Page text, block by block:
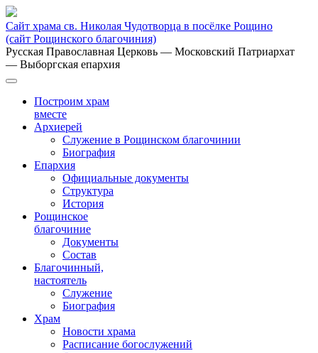
Сайт храма св. Николая Чудотворца в посёлке Рощино
(сайт Рощинского благочиния)
Русская Православная Церковь — Московский Патриархат
— Выборгская епархия
Построим храм
вместе
Архиерей
Служение в Рощинском благочинии
Биография
Епархия
Официальные документы
Структура
История
Рощинское
благочиние
Документы
Состав
Благочинный,
настоятель
Служение
Биография
Храм
Новости храма
Расписание богослужений